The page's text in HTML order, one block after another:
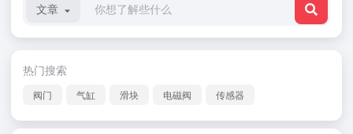
文章
热门搜索
阀门 气缸 滑块 电磁阀 传感器